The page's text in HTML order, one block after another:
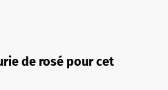
de rosé pour cet